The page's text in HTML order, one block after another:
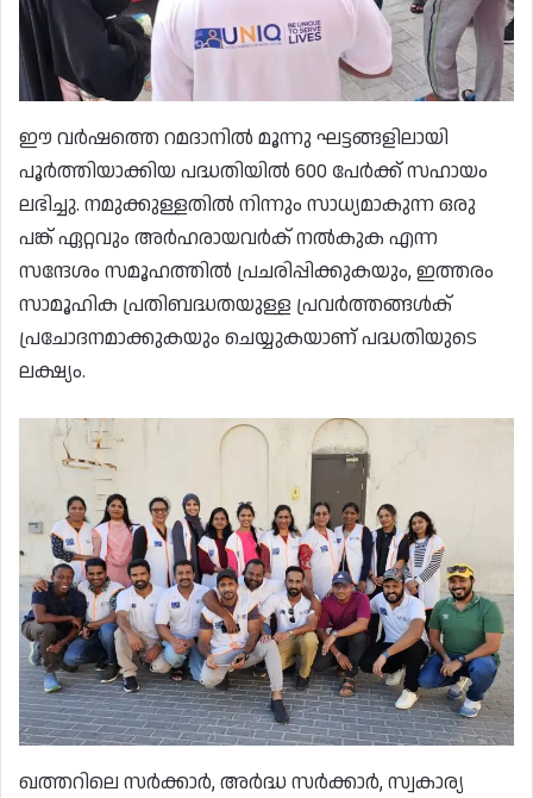
ഈ വർഷത്തെ റമദാനിൽ മൂന്നു ഘട്ടങ്ങളിലായി
പൂർത്തിയാക്കിയ പദ്ധതിയിൽ 600 പേർക്ക് സഹായം
ലഭിച്ചു. നമുക്കുള്ളതിൽ നിന്നും സാധ്യമാകുന്ന ഒരു
പങ്ക് ഏറ്റവും അർഹരായവർക് നൽകുക എന്ന
സന്ദേശം സമൂഹത്തിൽ പ്രചരിപ്പിക്കുകയും, ഇത്തരം
സാമൂഹിക പ്രതിബദ്ധതയുള്ള പ്രവർത്തങ്ങൾക്
പ്രചോദനമാക്കുകയും ചെയ്യുകയാണ് പദ്ധതിയുടെ
ലക്ഷ്യം.
ഖത്തറിലെ സർക്കാർ, അർദ്ധ സർക്കാർ, സ്വകാര്യ